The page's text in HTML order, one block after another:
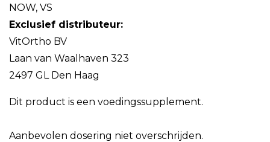
NOW, VS
Exclusief distributeur:
VitOrtho BV
Laan van Waalhaven 323
2497 GL Den Haag
Dit product is een voedingssupplement.
Aanbevolen dosering niet overschrijden.